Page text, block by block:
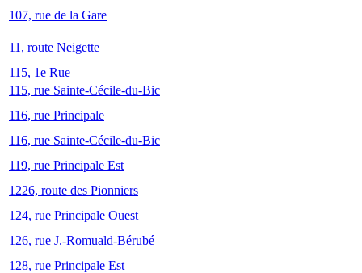
107, rue de la Gare
11, route Neigette
115, 1e Rue
115, rue Sainte-Cécile-du-Bic
116, rue Principale
116, rue Sainte-Cécile-du-Bic
119, rue Principale Est
1226, route des Pionniers
124, rue Principale Ouest
126, rue J.-Romuald-Bérubé
128, rue Principale Est